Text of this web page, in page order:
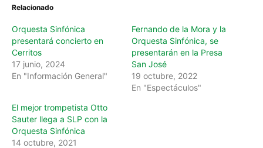
Relacionado
Orquesta Sinfónica
presentará concierto en
Cerritos
17 junio, 2024
En "Información General"
Fernando de la Mora y la
Orquesta Sinfónica, se
presentarán en la Presa
San José
19 octubre, 2022
En "Espectáculos"
El mejor trompetista Otto
Sauter llega a SLP con la
Orquesta Sinfónica
14 octubre, 2021